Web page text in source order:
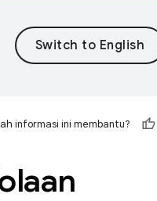
informasi ini membantu?